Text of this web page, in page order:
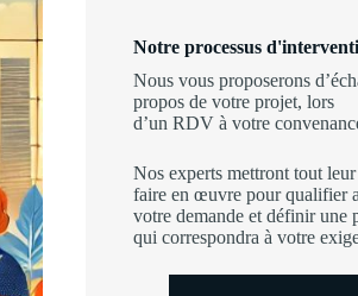
Notre processus
Nous vous proposerons
propos de votre projet, lors
d’un RDV à votre
Nos experts mettront tout
faire en œuvre pour qualifier
votre demande et définir une
qui correspondra à votre